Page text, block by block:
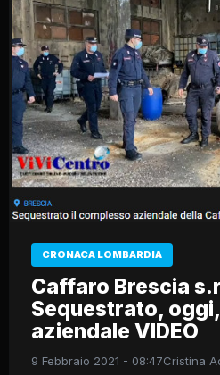
CRONACA LOMBARDIA
Caffaro Brescia
Sequestrato,
aziendale VIDEO
9 Febbraio 2021 - 08:47Cristina